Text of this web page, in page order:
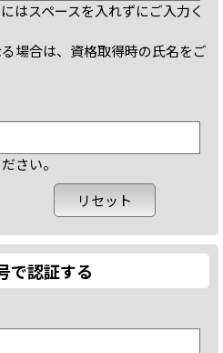
はスペースを入れずにご入力く
場合は、資格取得時の氏名をご
さい。
で認証する